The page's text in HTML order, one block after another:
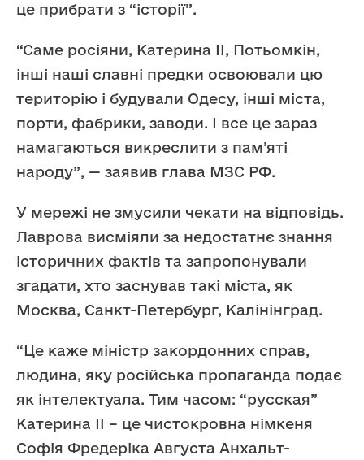
це прибрати з “історії”.
“Саме росіяни, Катерина II, Потьомкін,
інші наші славні предки освоювали цю
територію і будували Одесу, інші міста,
порти, фабрики, заводи. І все це зараз
намагаються викреслити з пам’яті
народу”, — заявив глава МЗС РФ.
У мережі не змусили чекати на відповідь.
Лаврова висміяли за недостатнє знання
історичних фактів та запропонували
згадати, хто заснував такі міста, як
Москва, Санкт-Петербург, Калінінград.
“Це каже міністр закордонних справ,
людина, яку російська пропаганда подає
як інтелектуала. Тим часом: “русская”
Катерина II – це чистокровна німкеня
Софія Фредеріка Августа Анхальт-